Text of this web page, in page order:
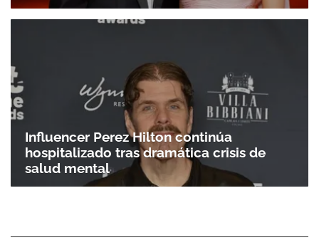
Influencer Perez Hilton continúa
hospitalizado tras dramática crisis de
salud mental